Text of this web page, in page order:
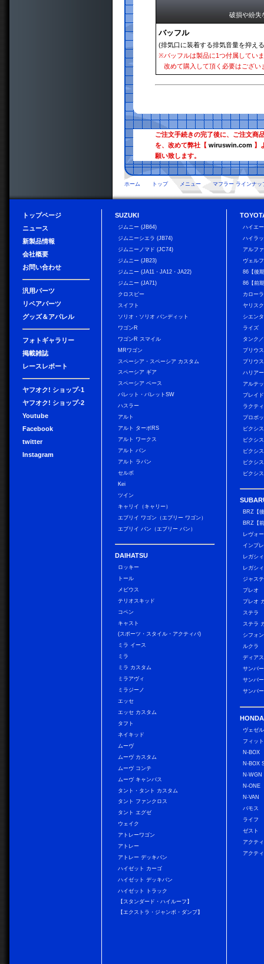
破損や紛失
バッフル
(排気口に装着する排気音量を抑え
※バッフルは製品に1つ付属してい
改めて購入して頂く必要はござい
ご注文手続きの完了後に、ご注文商
を、改めて弊社【wiruswin.com 】
願い致します。
ホーム トップ メニュー マフラー ラインナッ
トップページ
ニュース
新製品情報
会社概要
お問い合わせ
汎用パーツ
リペアパーツ
グッズ＆アパレル
フォトギャラリー
掲載雑誌
レースレポート
ヤフオク! ショップ-1
ヤフオク! ショップ-2
Youtube
Facebook
twitter
Instagram
SUZUKI
ジムニー (JB64)
ジムニーシエラ (JB74)
ジムニーノマド (JC74)
ジムニー (JB23)
ジムニー (JA11・JA12・JA22)
ジムニー (JA71)
クロスビー
スイフト
ソリオ・ソリオ バンディット
ワゴンR
ワゴンR スマイル
MRワゴン
スペーシア・スペーシア カスタム
スペーシア ギア
スペーシア ベース
パレット・パレットSW
ハスラー
アルト
アルト ターボRS
アルト ワークス
アルト バン
アルト ラパン
セルボ
Kei
ツイン
キャリイ（キャリー）
エブリイ ワゴン（エブリー ワゴン）
エブリイ バン（エブリー バン）
DAIHATSU
ロッキー
トール
メビウス
テリオスキッド
コペン
キャスト
(スポーツ・スタイル・アクティバ)
ミラ イース
ミラ
ミラ カスタム
ミラアヴィ
ミラジーノ
エッセ
エッセ カスタム
タフト
ネイキッド
ムーヴ
ムーヴ カスタム
ムーヴ コンテ
ムーヴ キャンバス
タント・タント カスタム
タント ファンクロス
タント エグゼ
ウェイク
アトレーワゴン
アトレー
アトレー デッキバン
ハイゼット カーゴ
ハイゼット デッキバン
ハイゼット トラック
【スタンダード・ハイルーフ】
【エクストラ・ジャンボ・ダンプ】
ハイエ
ハイラ
アルフ
ヴェル
86【後
86【前
カロー
ヤリス
シエンタ
ライズ
タンク
プリウス
プリウ
ハリアー
アルテ
ブレイド
ラクテ
プロボ
ピクシ
ピクシ
ピクシ
ピクシ
ピクシ
BRZ【
BRZ【
レヴォ
インプ
レガシ
レガシ
ジャス
プレオ
プレオ
ステラ
ステラ
シフォ
ルクラ
ディア
サンバ
サンバ
サンバ
HONDA
ヴェゼル
フィット
N-BOX
N-BOX
N-WGN
N-ONE
N-VAN
バモス
ライフ
ゼスト
アクテ
アクテ